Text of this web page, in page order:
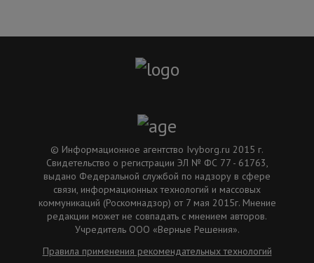
© Информационное агентство Ivyborg.ru 2015 г.
Свидетельство о регистрации ЭЛ № ФС 77 - 61763,
выдано Федеральной службой по надзору в сфере
связи, информационных технологий и массовых
коммуникаций (Роскомнадзор) от 7 мая 2015г. Мнение
редакции может не совпадать с мнением авторов.
Учредитель ООО «Верные Решения».
Правила применения рекомендательных технологий